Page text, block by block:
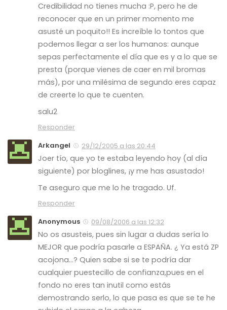
Credibilidad no tienes mucha :P, pero he de
reconocer que en un primer momento me
asusté un poquito!! Es increíble lo tontos que
podemos llegar a ser los humanos: aunque
sepas perfectamente el día que es y a lo que se
presta (porque vienes de caer en mil bromas
más), por una milésima de segundo eres capaz
de creerte lo que te cuenten.
salu2
Responder
Arkangel
29/12/2005 a las 20:44
Joer tío, que yo te estaba leyendo hoy (al día
siguiente) por bloglines, ¡y me has asustado!
Te aseguro que me lo he tragado. Uf.
Responder
Anonymous
09/08/2006 a las 12:32
No os asusteis, pues sin lugar a dudas sería lo
MEJOR que podría pasarle a ESPAÑA. ¿ Ya está ZP
acojona…? Quien sabe si se te podría dar
cualquier puestecillo de confianza,pues en el
fondo no eres tan inutil como estás
demostrando serlo, lo que pasa es que se te he